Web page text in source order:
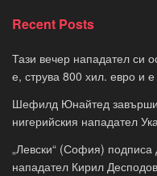
Recent Posts
Тази вечер нападател си
е, струва 800 хил. евро и
Шефилд Юнайтед
нигерийския нападател
„Левски“ (София) подписа
нападател Кирил